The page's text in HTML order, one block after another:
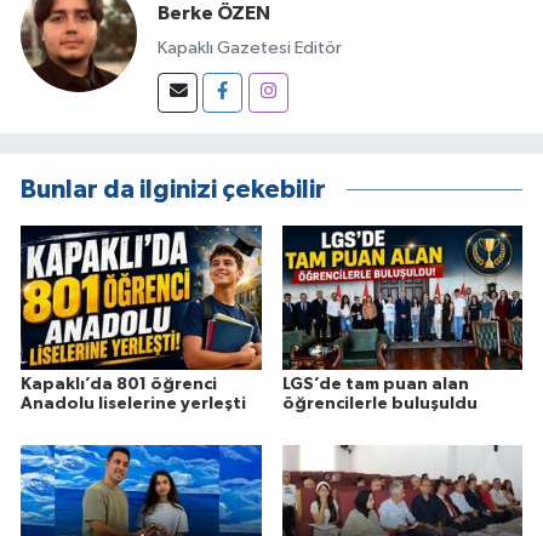
Berke ÖZEN
Kapaklı Gazetesi Editör
Bunlar da ilginizi çekebilir
Kapaklı’da 801 öğrenci
Anadolu liselerine yerleşti
LGS’de tam puan alan
öğrencilerle buluşuldu